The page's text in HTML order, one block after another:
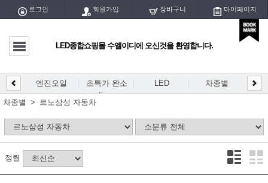
마이페이지
엔진오일
LED
차종별
로그인 회원가입 장바구니 마이페이지
LED종합쇼핑몰 수엘이디에 오신것을 환영합니다.
엔진오일
초특가 완소
Item
LED 차종별 DIY
LED
개등/
차종별 르노삼성 자동차
정렬